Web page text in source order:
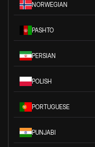
NORWEGIAN
PASHTO
PERSIAN
POLISH
PORTUGUESE
PUNJABI